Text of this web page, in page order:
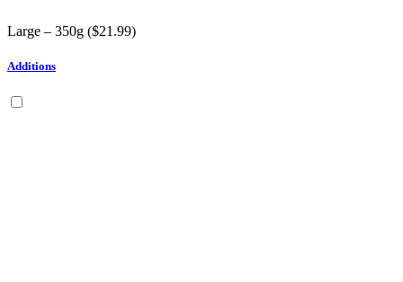
Large – 350g ($21.99)
Additions